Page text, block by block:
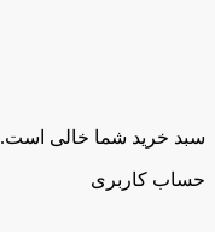
سبد خرید شما خالی است.
حساب کاربری